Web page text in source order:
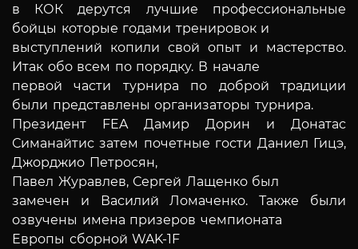
в КОК дерутся лучшие профессиональные
бойцы которые годами тренировок и
выступлений копили свой опыт и мастерство.
Итак обо всем по порядку. В начале
первой части турнира по доброй традиции
были представлены организаторы турнира.
Президент FEA Дамир Дорин и Донатас
Симанайтис затем почетные гости Даниел Гицэ,
Джорджио Петросян,
Павел Журавлев, Сергей Лащенко был
замечен и Василий Ломаченко. Также были
озвучены имена призеров чемпионата
Европы сборной WAK-1F